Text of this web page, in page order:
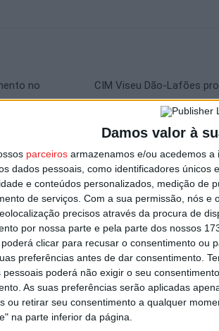
Damos valor à
parceiros armazenamos e/ou acedemos
dados pessoais, como identificadores
e conteúdos personalizados, medição de
de serviços. Com a sua permissão, nós e
precisos através da procura de
por nossa parte e pela parte dos nossos
clicar para recusar o consentimento ou
preferências antes de dar consentimento.
pessoais poderá não exigir o seu
As suas preferências serão aplicadas
ou retirar seu consentimento a qualquer
na parte inferior da página.
no
CIM Viseu Dão-Lafões
do autor
com novas regras para a